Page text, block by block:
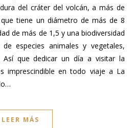
del cráter del volcán, a más de
tiene un diámetro de más de 8
de más de 1,5 y una biodiversidad
especies animales y vegetales,
Así que dedicar un día a visitar la
imprescindible en todo viaje a La
LEER MÁS